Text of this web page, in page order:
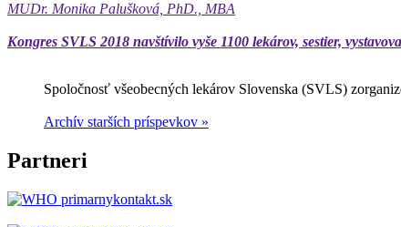
MUDr. Monika Palušková, PhD., MBA
Kongres SVLS 2018 navštívilo vyše 1100 lekárov, sestier,
Spoločnosť všeobecných lekárov Slovenska (SVLS)
Archív starších príspevkov »
Partneri